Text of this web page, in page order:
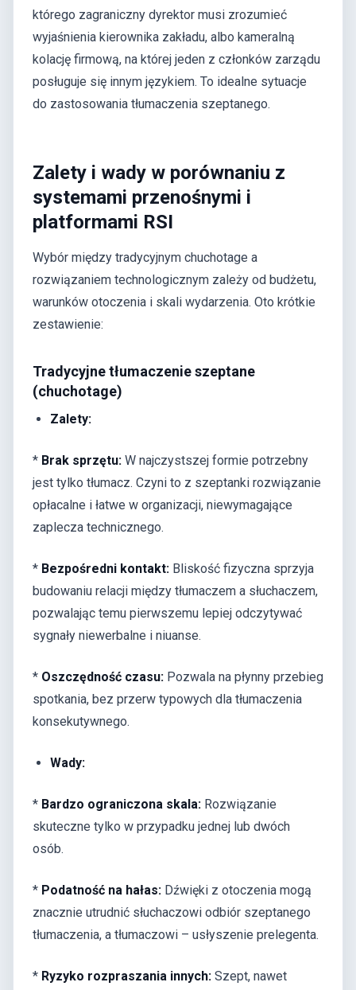
którego zagraniczny dyrektor musi zrozumieć
wyjaśnienia kierownika zakładu, albo kameralną
kolację firmową, na której jeden z członków zarządu
posługuje się innym językiem. To idealne sytuacje
do zastosowania tłumaczenia szeptanego.
Zalety i wady w porównaniu z
systemami przenośnymi i
platformami RSI
Wybór między tradycyjnym chuchotage a
rozwiązaniem technologicznym zależy od budżetu,
warunków otoczenia i skali wydarzenia. Oto krótkie
zestawienie:
Tradycyjne tłumaczenie szeptane
(chuchotage)
Zalety:
* Brak sprzętu: W najczystszej formie potrzebny
jest tylko tłumacz. Czyni to z szeptanki rozwiązanie
opłacalne i łatwe w organizacji, niewymagające
zaplecza technicznego.
* Bezpośredni kontakt: Bliskość fizyczna sprzyja
budowaniu relacji między tłumaczem a słuchaczem,
pozwalając temu pierwszemu lepiej odczytywać
sygnały niewerbalne i niuanse.
* Oszczędność czasu: Pozwala na płynny przebieg
spotkania, bez przerw typowych dla tłumaczenia
konsekutywnego.
Wady:
* Bardzo ograniczona skala: Rozwiązanie
skuteczne tylko w przypadku jednej lub dwóch
osób.
* Podatność na hałas: Dźwięki z otoczenia mogą
znacznie utrudnić słuchaczowi odbiór szeptanego
tłumaczenia, a tłumaczowi – usłyszenie prelegenta.
* Ryzyko rozpraszania innych: Szept, nawet